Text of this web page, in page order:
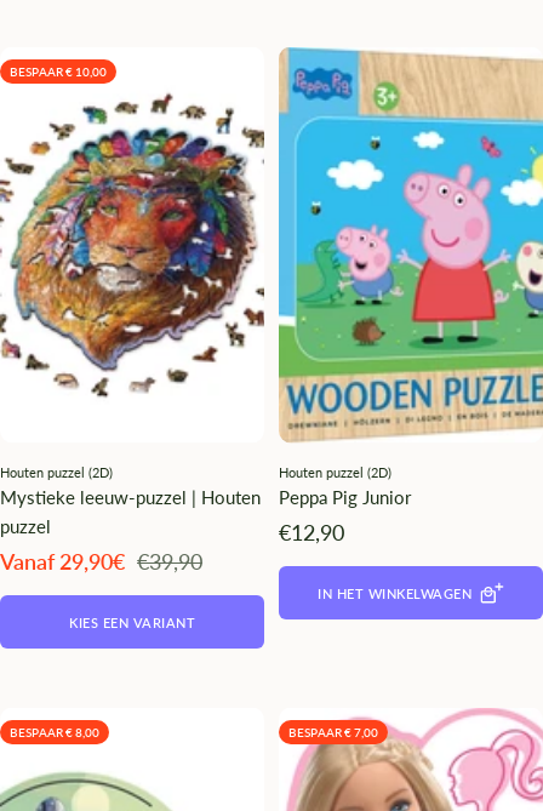
BESPAAR € 10,00
Houten puzzel (2D)
Mystieke leeuw-puzzel | Houten
puzzel
Angebotspreis
Vanaf 29,90€ Regulärer
€39,90
KIES EEN VARIANT
Houten puzzel (2D)
Peppa Pig Junior
Angebotspreis
€12,90
IN HET WINKELWAGEN
BESPAAR € 8,00 BESPAAR € 7,00